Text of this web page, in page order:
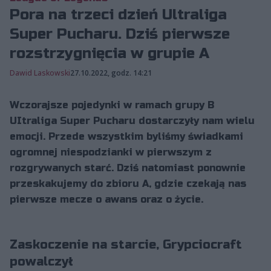
Pora na trzeci dzień Ultraliga
Super Pucharu. Dziś pierwsze
rozstrzygnięcia w grupie A
Dawid Laskowski27.10.2022, godz. 14:21
Wczorajsze pojedynki w ramach grupy B
UItraliga Super Pucharu dostarczyły nam wielu
emocji. Przede wszystkim byliśmy świadkami
ogromnej niespodzianki w pierwszym z
rozgrywanych starć. Dziś natomiast ponownie
przeskakujemy do zbioru A, gdzie czekają nas
pierwsze mecze o awans oraz o życie.
Zaskoczenie na starcie, Grypciocraft
powalczył